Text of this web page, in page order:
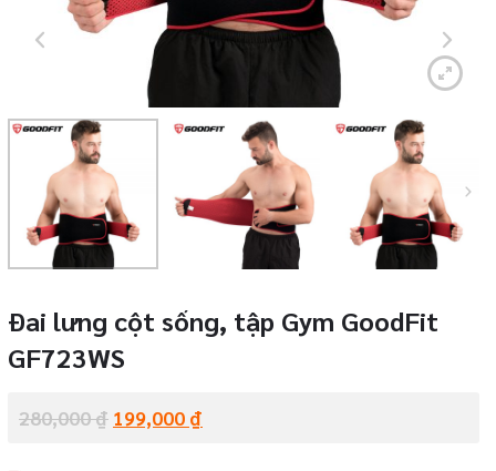
Đai lưng cột sống, tập Gym GoodFit
GF723WS
280,000₫ 199,000 ₫